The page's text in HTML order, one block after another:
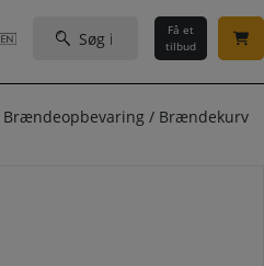
efter:
Få et
tilbud
Brændeopbevaring / Brændekurv